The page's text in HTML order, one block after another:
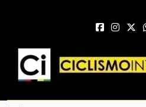
Ciclismo
Web Dedicada Al Ciclismo